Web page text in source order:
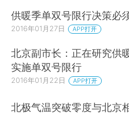
供暖季单双号限行决策必
2016年01月27日 APP打开
北京副市长：正在研究供
实施单双号限行
2016年01月22日 APP打开
北极气温突破零度与北京